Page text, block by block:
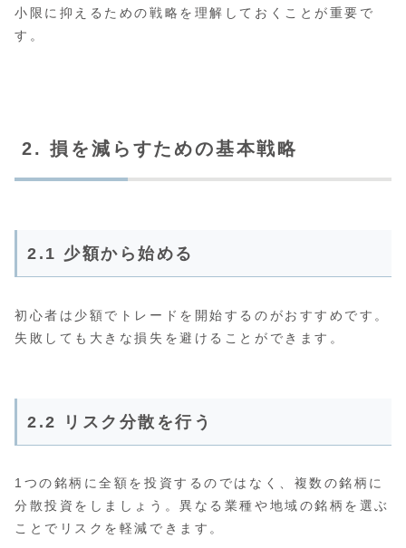
小限に抑えるための戦略を理解しておくことが重要で
す。
2. 損を減らすための基本戦略
2.1 少額から始める
初心者は少額でトレードを開始するのがおすすめです。
失敗しても大きな損失を避けることができます。
2.2 リスク分散を行う
1つの銘柄に全額を投資するのではなく、複数の銘柄に
分散投資をしましょう。異なる業種や地域の銘柄を選ぶ
ことでリスクを軽減できます。